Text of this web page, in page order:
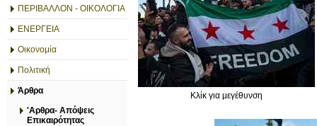
ΠΕΡΙΒΑΛΛΟΝ - ΟΙΚΟΛΟΓΙΑ
ΕΝΕΡΓΕΙΑ
Οικονομία
Πολιτική
Άρθρα
'Αρθρα- Απόψεις
Επικαιρότητας
Κλίκ για μεγέθυνση